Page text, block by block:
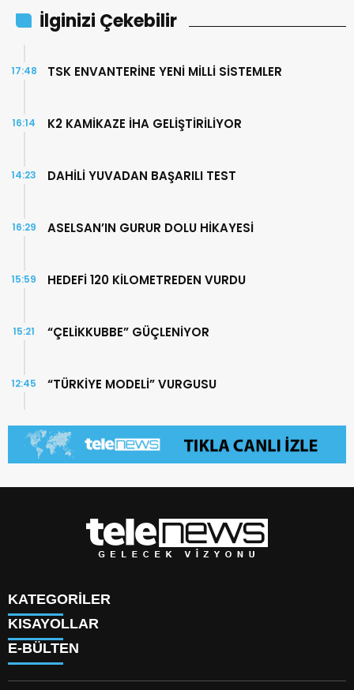
İlginizi Çekebilir
TSK ENVANTERİNE YENİ MİLLİ SİSTEMLER
17:48
K2 KAMİKAZE İHA GELİŞTİRİLİYOR
16:14
DAHİLİ YUVADAN BAŞARILI TEST
14:23
ASELSAN’IN GURUR DOLU HİKAYESİ
16:29
HEDEFİ 120 KİLOMETREDEN VURDU
15:59
“ÇELİKKUBBE” GÜÇLENİYOR
15:21
“TÜRKİYE MODELİ” VURGUSU
12:45
KATEGORİLER
TÜRK DÜNYASI
SAVUNMA SANAYİİ
KISAYOLLAR
KÜNYE
HAKKIMIZDA
E-BÜLTEN